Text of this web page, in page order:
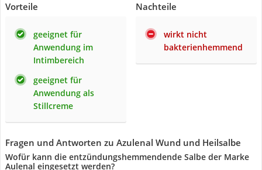
Vorteile
geeignet für
Anwendung im
Intimbereich
geeignet für
Anwendung als
Stillcreme
Nachteile
wirkt nicht
bakterienhemmend
Fragen und Antworten zu Azulenal Wund und Heilsalbe
Wofür kann die entzündungshemmendende Salbe der Marke
Aulenal eingesetzt werden?